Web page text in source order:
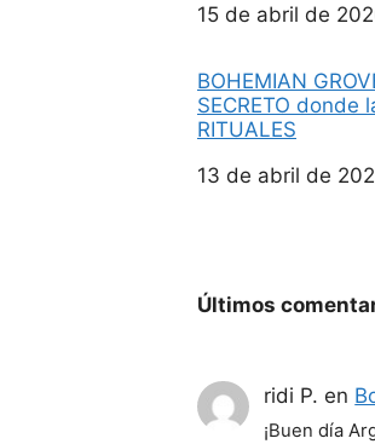
Fecha
15 de abril de
BOHEMIAN
SECRETO donde
RITUALES
Fecha
13 de abril de
Últimos
ridi P. en
¡Buen día